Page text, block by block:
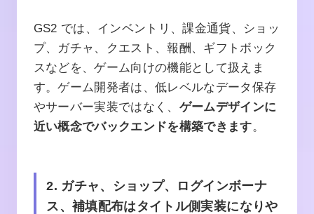
GS2 では、インベントリ、課金通貨、ショッ
プ、ガチャ、クエスト、報酬、ギフトボック
スなどを、ゲーム向けの機能として扱えま
す。ゲーム開発者は、低レベルなデータ保存
やサーバー実装ではなく、 ゲームデザインに
近い概念でバックエンドを構築できます。
2. ガチャ、ショップ、ログインボーナ
ス、補填配布はタイトル側実装になりや